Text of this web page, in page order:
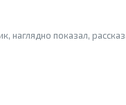
наглядно показал,